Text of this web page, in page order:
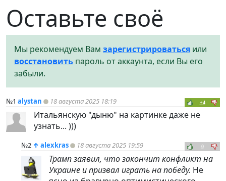
Оставьте своё
Мы рекомендуем Вам зарегистрироваться или
восстановить пароль от аккаунта, если Вы его
забыли.
№1 alystan 18 августа 2025 18:19 +4
Итальянскую "дыню" на картинке даже не
узнать... )))
№2 ↑ alexkras 18 августа 2025 19:59 0
Трамп заявил, что закончит конфликт на
Украине и призвал играть на победу. Не